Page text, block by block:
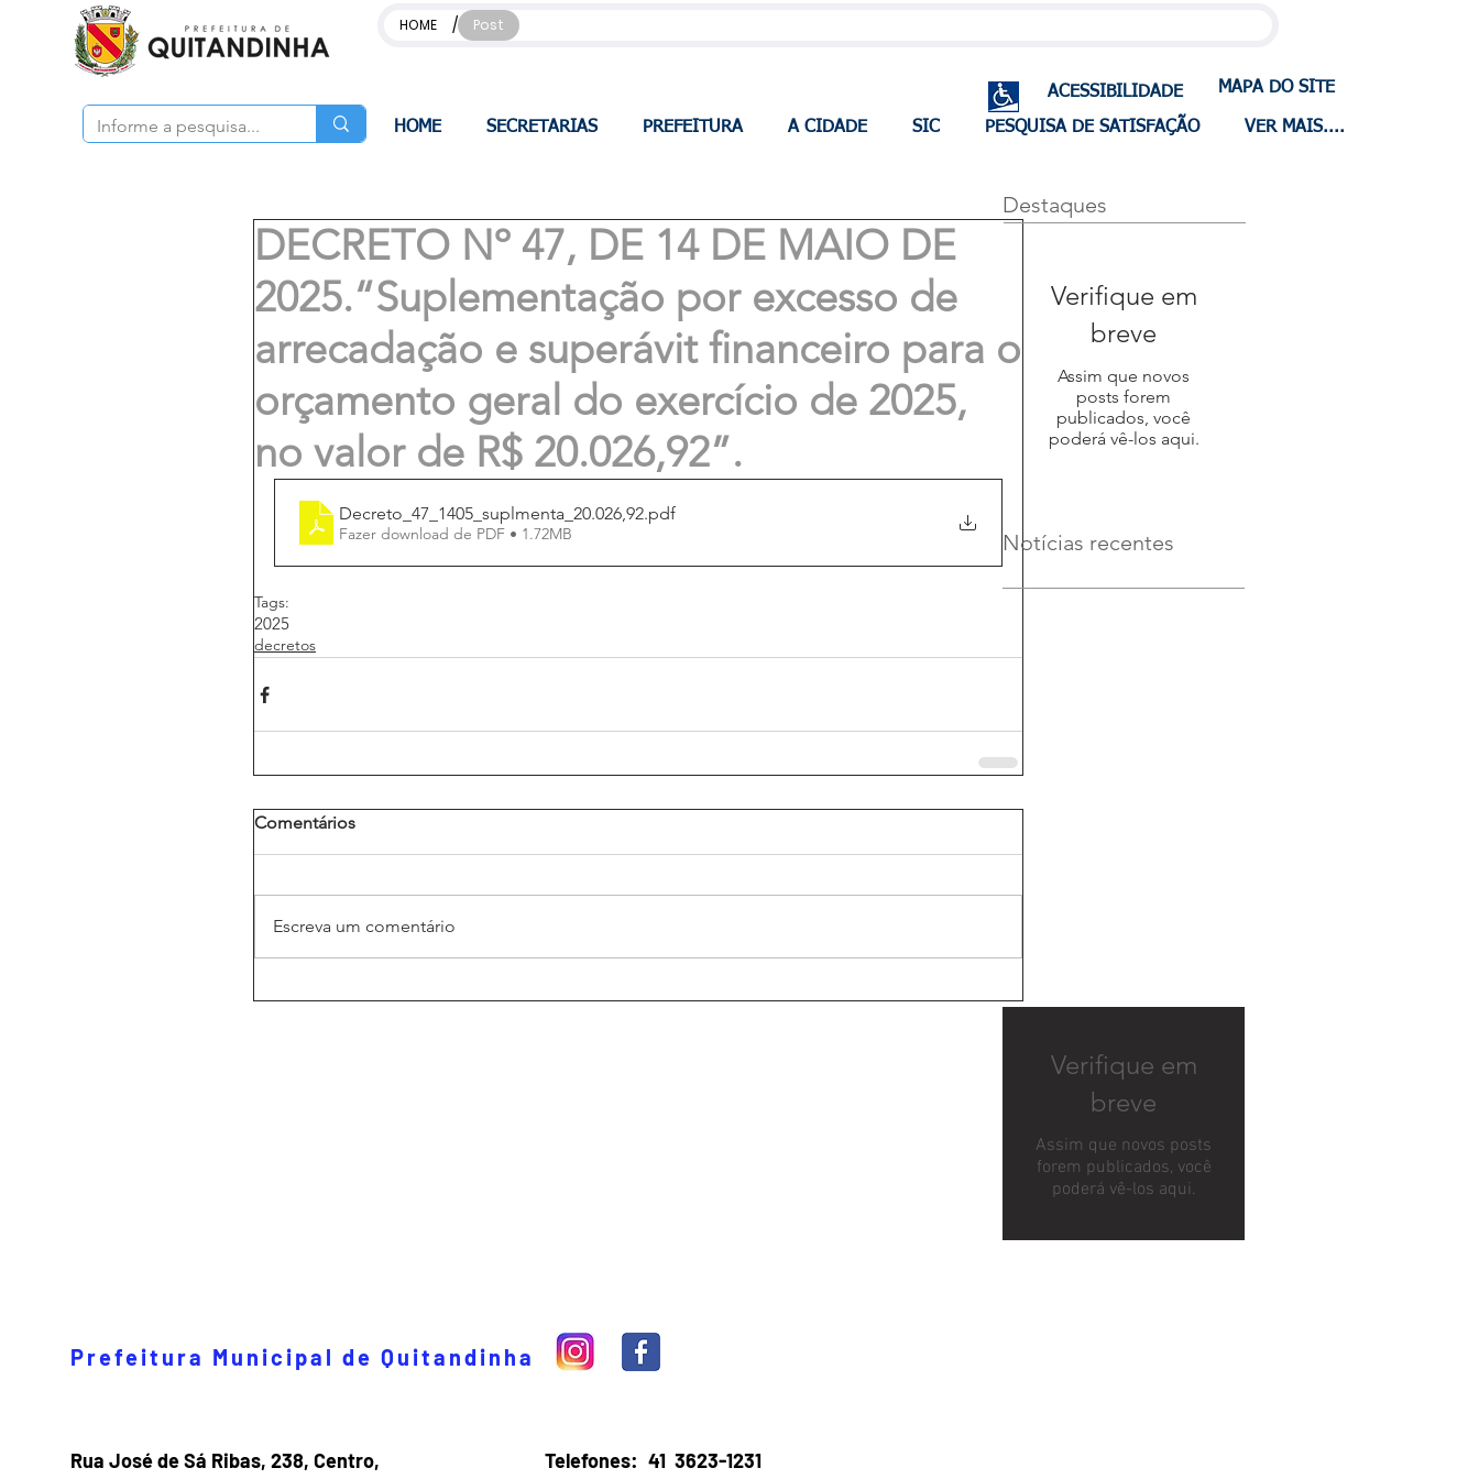
HOME / Post
ACESSIBILIDADE MAPA DO SITE
HOME SECRETARIAS PREFEITURA A CIDADE SIC PESQUISA DE SATISFAÇÃO VER MAIS....
DECRETO Nº 47, DE 14 DE MAIO DE
2025.“Suplementação por excesso de
arrecadação e superávit financeiro para o
orçamento geral do exercício de 2025,
no valor de R$ 20.026,92”.
Decreto_47_1405_suplmenta_20.026,92.pdf
Fazer download de PDF • 1.72MB
Tags:
2025
decretos
Comentários
Escreva um comentário
Destaques
Verifique em
breve
Assim que novos
posts forem
publicados, você
poderá vê-los aqui.
Notícias recentes
Verifique em
breve
Assim que novos posts
forem publicados, você
poderá vê-los aqui.
Prefeitura Municipal de Quitandinha
Rua José de Sá Ribas, 238, Centro,
Telefones: 41 3623-1231